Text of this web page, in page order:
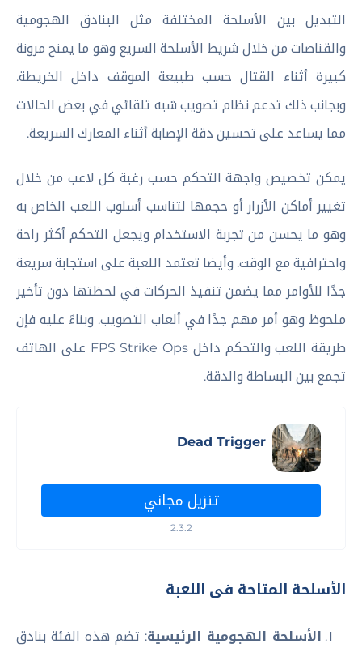
التبديل بين الأسلحة المختلفة مثل البنادق الهجومية
والقناصات من خلال شريط الأسلحة السريع وهو ما يمنح مرونة
كبيرة أثناء القتال حسب طبيعة الموقف داخل الخريطة.
وبجانب ذلك تدعم نظام تصويب شبه تلقائي في بعض الحالات
مما يساعد على تحسين دقة الإصابة أثناء المعارك السريعة.
يمكن تخصيص واجهة التحكم حسب رغبة كل لاعب من خلال
تغيير أماكن الأزرار أو حجمها لتناسب أسلوب اللعب الخاص به
وهو ما يحسن من تجربة الاستخدام ويجعل التحكم أكثر راحة
واحترافية مع الوقت. وأيضا تعتمد اللعبة على استجابة سريعة
جدًا للأوامر مما يضمن تنفيذ الحركات في لحظتها دون تأخير
ملحوظ وهو أمر مهم جدًا في ألعاب التصويب. وبناءً عليه فإن
طريقة اللعب والتحكم داخل FPS Strike Ops على الهاتف
تجمع بين البساطة والدقة.
Dead Trigger
تنزيل مجاني
2.3.2
الأسلحة المتاحة فى اللعبة
الأسلحة الهجومية الرئيسية: تضم هذه الفئة بنادق